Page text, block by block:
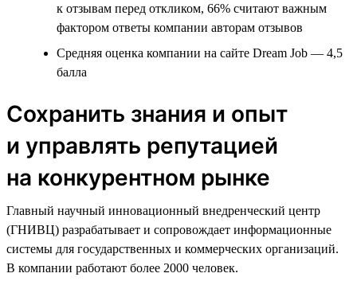
к отзывам перед откликом, 66% считают важным
фактором ответы компании авторам отзывов
Средняя оценка компании на сайте Dream Job — 4,5
балла
Сохранить знания и опыт
и управлять репутацией
на конкурентном рынке
Главный научный инновационный внедренческий центр
(ГНИВЦ) разрабатывает и сопровождает информационные
системы для государственных и коммерческих организаций.
В компании работают более 2000 человек.